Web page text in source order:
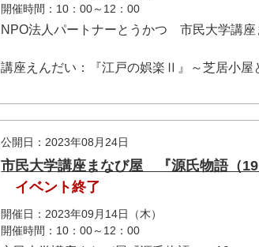
開催時間：10：00～12：00
NPO法人パートナーとうかつ 市民大学講座
講座えんだい：『江戸の娯楽Ⅱ』～芝居小屋
公開日：2023年08月24日
市民大学講座まなび屋 『源氏物語（
イベント終了
開催日：2023年09月14日（木）
開催時間：10：00～12：00